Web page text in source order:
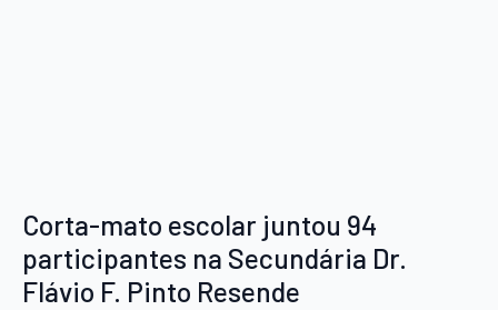
Corta-mato escolar juntou 94
participantes na Secundária Dr.
Flávio F. Pinto Resende